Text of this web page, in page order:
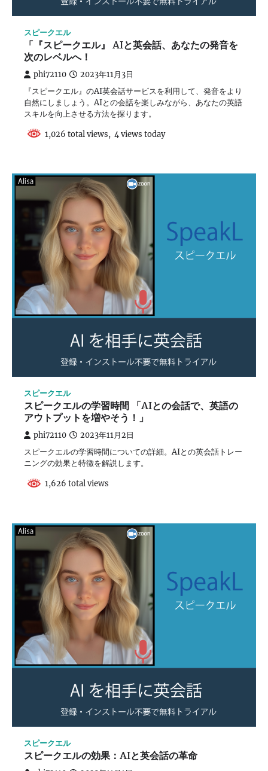
スピークエル
「『スピークエル』 AIと英会話、あなたの発音を
次のレベルへ！
phi72110 2023年11月3日
『スピークエル』のAI英会話サービスを利用して、発音をより
自然にしましょう。AIとの会話を楽しみながら、あなたの英語
スキルを向上させる方法を探ります。
1,026 total views, 4 views today
スピークエル
スピークエルの学習時間 「AIとの会話で、英語の
アウトプットを増やそう！」
phi72110 2023年11月2日
スピークエルの学習時間についての詳細。AIとの英会話トレー
ニングの効果と特徴を解説します。
1,626 total views
スピークエル
スピークエルの効果：AIと英会話の革命